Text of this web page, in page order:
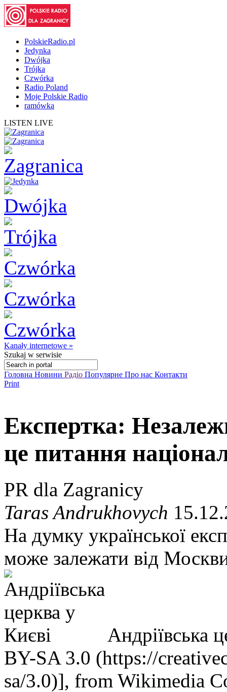
PolskieRadio.pl
Jedynka
Dwójka
Trójka
Czwórka
Radio Poland
Moje Polskie Radio
ramówka
LISTEN LIVE
Kanały internetowe »
Szukaj w serwisie
Головна Новини Радіо Популярне Про нас Контакти
Print
Експертка:
це питання
PR dla Zagranicy
Taras Andrukhovych
На думку української
може залежати від
Андріївська
BY-SA 3.0 (https://
sa/3.0)], from Wikimedia